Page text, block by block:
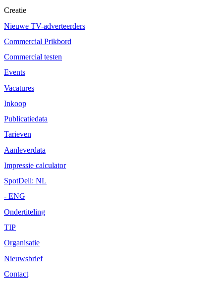
Creatie
Nieuwe TV-adverteerders
Commercial Prikbord
Commercial testen
Events
Vacatures
Inkoop
Publicatiedata
Tarieven
Aanleverdata
Impressie calculator
SpotDeli: NL
- ENG
Ondertiteling
TIP
Organisatie
Nieuwsbrief
Contact